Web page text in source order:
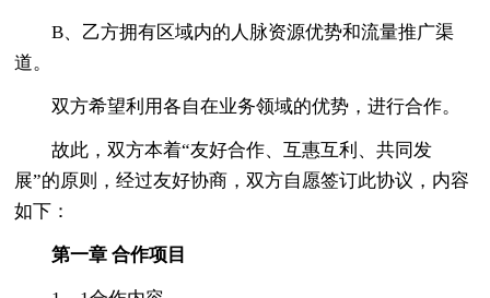
B、乙方拥有区域内的人脉资源优势和流量推广渠
道。
双方希望利用各自在业务领域的优势，进行合作。
故此，双方本着“友好合作、互惠互利、共同发
展”的原则，经过友好协商，双方自愿签订此协议，内容
如下：
第一章 合作项目